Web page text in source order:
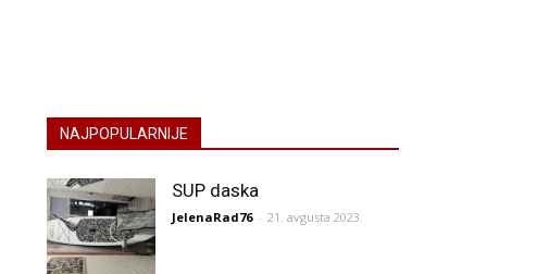
NAJPOPULARNIJE
SUP daska
JelenaRad76 - 21. avgusta 2023.